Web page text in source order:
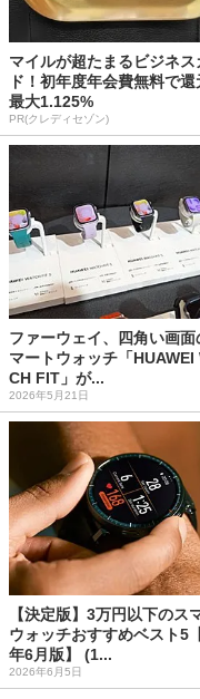
マイルが超たまるビジネス
ド！初年度年会費無料で還
最大1.125%
PR(クレディセゾン)
ファーウェイ、四角い画面
マートウォッチ「HUAWEI
CH FIT」が...
2026年5月21日
【決定版】3万円以下のス
ウォッチおすすめベスト5
年6月版】 (1...
2026年6月5日